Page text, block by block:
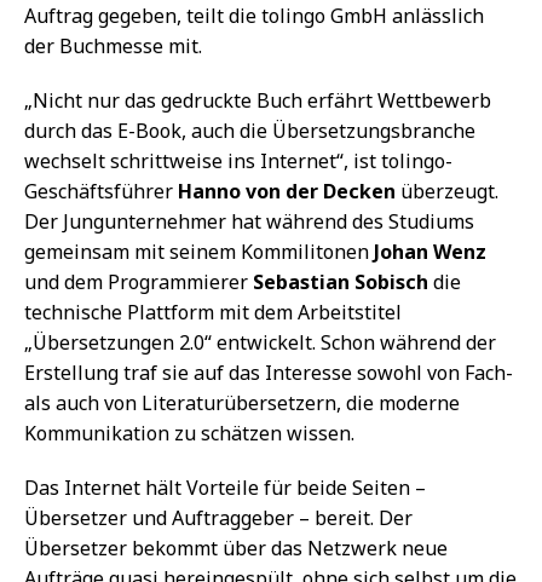
Auftrag gegeben, teilt die tolingo GmbH anlässlich
der Buchmesse mit.
„Nicht nur das gedruckte Buch erfährt Wettbewerb
durch das E-Book, auch die Übersetzungsbranche
wechselt schrittweise ins Internet“, ist tolingo-
Geschäftsführer Hanno von der Decken überzeugt.
Der Jungunternehmer hat während des Studiums
gemeinsam mit seinem Kommilitonen Johan Wenz
und dem Programmierer Sebastian Sobisch die
technische Plattform mit dem Arbeitstitel
„Übersetzungen 2.0“ entwickelt. Schon während der
Erstellung traf sie auf das Interesse sowohl von Fach-
als auch von Literaturübersetzern, die moderne
Kommunikation zu schätzen wissen.
Das Internet hält Vorteile für beide Seiten –
Übersetzer und Auftraggeber – bereit. Der
Übersetzer bekommt über das Netzwerk neue